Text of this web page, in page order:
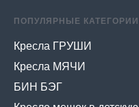
ПОПУЛЯРНЫЕ КАТЕГОРИИ
Кресла ГРУШИ
Кресла МЯЧИ
БИН БЭГ